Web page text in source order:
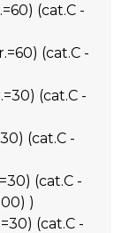
(cat.C -
(cat.C -
(cat.C -
(cat.C -
(cat.C -
)
(cat.C -